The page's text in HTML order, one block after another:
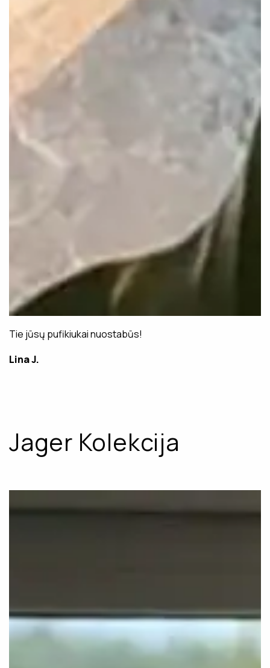
Tie jūsų pufikiukai nuostabūs!
Lina J.
Jager Kolekcija